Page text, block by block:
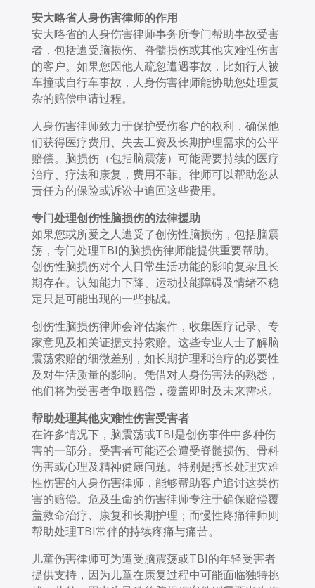
安大略省人身伤害律师的作用
安大略省的人身伤害律师事务所专门帮助事故受害
者，包括遭受脑损伤、脊髓损伤或其他灾难性伤害
的客户。如果您因他人疏忽遭遇事故，比如行人被
车撞或自行车事故，人身伤害律师能协助您处理复
杂的赔偿申请过程。
人身伤害律师致力于保护受伤客户的权利，确保他
们获得医疗费用、失去工资及长期护理需求的公平
赔偿。脑损伤（包括脑震荡）可能需要持续的医疗
治疗、疗法和康复，费用不菲。律师可以帮助您从
责任方的保险或诉讼中追回这些费用。
专门处理创伤性脑损伤的法律援助
如果您或所爱之人遭受了创伤性脑损伤，包括脑震
荡，专门处理TBI的脑损伤律师能提供重要帮助。
创伤性脑损伤对个人日常生活功能的影响复杂且长
期存在。认知能力下降、运动技能障碍及情绪不稳
定只是可能出现的一些挑战。
创伤性脑损伤律师会评估案件，收集医疗记录、专
家意见及相关证据支持索赔。这些专业人士了解脑
震荡索赔的细微差别，如长期护理和治疗的必要性
及对生活质量的影响。凭借对人身伤害法的熟悉，
他们将为受害者争取赔偿，覆盖即时及未来需求。
帮助处理其他灾难性伤害受害者
在许多情况下，脑震荡或TBI是创伤事件中多种伤
害的一部分。受害者可能还会遭受脊髓损伤、骨科
伤害或心理及精神健康问题。特别是擅长处理灾难
性伤害的人身伤害律师，能够帮助客户追讨这类伤
害的赔偿。危及生命的伤害律师专注于确保赔偿覆
盖救命治疗、康复和长期护理；而慢性疼痛律师则
帮助处理TBI常伴的持续疼痛与痛苦。
儿童伤害律师可为遭受脑震荡或TBI的年轻受害者
提供支持，因为儿童在康复过程中可能面临独特挑